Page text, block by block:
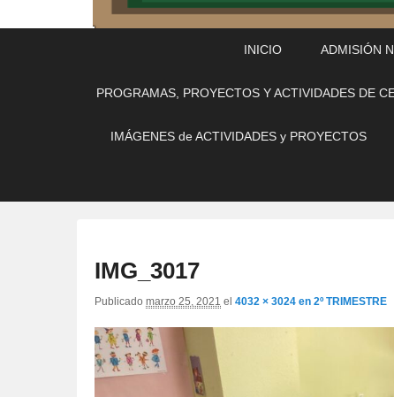
INICIO ADMISIÓN
PROGRAMAS, PROYECTOS Y ACTIVIDADES DE
IMÁGENES de ACTIVIDADES y PROYECTOS
IMG_3017
Publicado marzo 25, 2021 el 4032 × 3024 en 2º TRIMESTRE